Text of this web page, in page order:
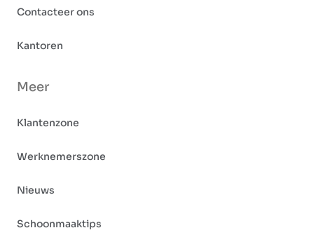
Contacteer ons
Kantoren
Meer
Klantenzone
Werknemerszone
Nieuws
Schoonmaaktips